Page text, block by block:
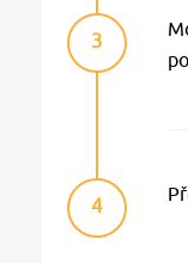
3
4